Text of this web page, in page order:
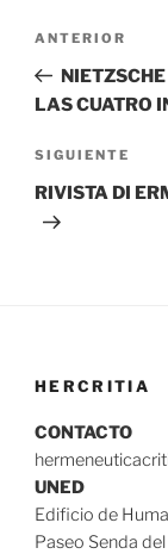
Navegación
entradas
Entrada
anterior:
ANTERIOR
LAS CUATRO
Siguiente
entrada
SIGUIENTE
RIVISTA DI
HERCRITIA
CONTACTO
UNED
Edificio de
Paseo Senda del